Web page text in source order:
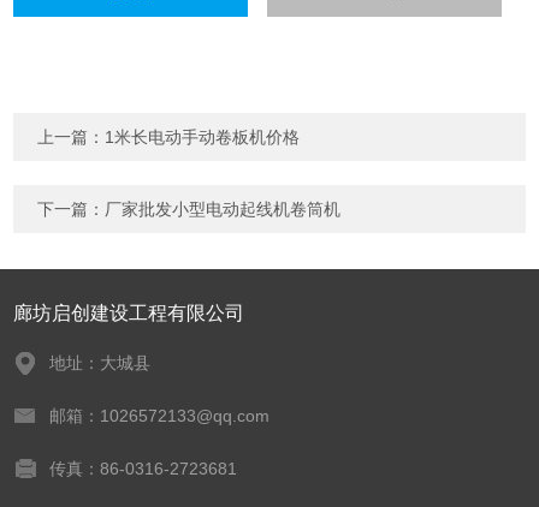
上一篇： 1米长电动手动卷板机价格
下一篇： 厂家批发小型电动起线机卷筒机
廊坊启创建设工程有限公司
地址：大城县
邮箱：1026572133@qq.com
传真：86-0316-2723681